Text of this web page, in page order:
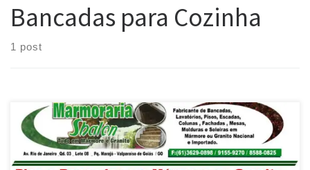
Bancadas para Cozinha
1 post
Marmoraria Shalon , Fabricante de Pias e Bancadas em Mármore e